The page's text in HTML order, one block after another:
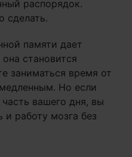
распорядок.
сделать.
памяти дает
становится
заниматься время от
Но если
вашего дня, вы
работу мозга без